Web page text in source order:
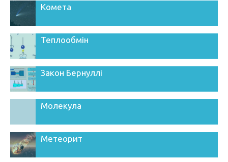
Комета
Теплообмін
Закон Бернуллі
Молекула
Метеорит